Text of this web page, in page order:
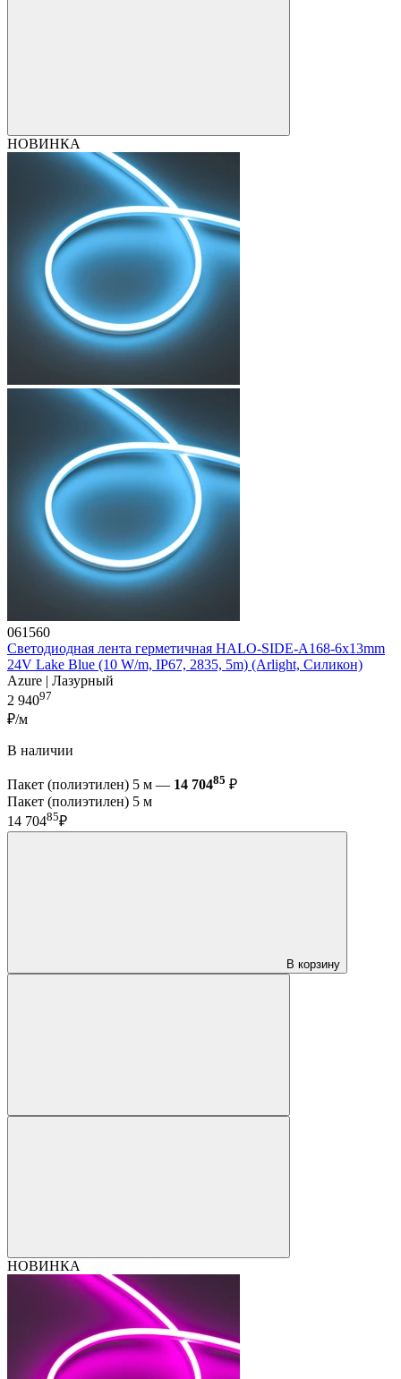
НОВИНКА
061560
Светодиодная лента герметичная HALO-SIDE-A168-6x13mm
24V Lake Blue (10 W/m, IP67, 2835, 5m) (Arlight, Силикон)
Azure | Лазурный
2 94097
₽/м
В наличии
Пакет (полиэтилен) 5 м — 14 70485 ₽
Пакет (полиэтилен) 5 м
14 70485₽
В корзину
НОВИНКА